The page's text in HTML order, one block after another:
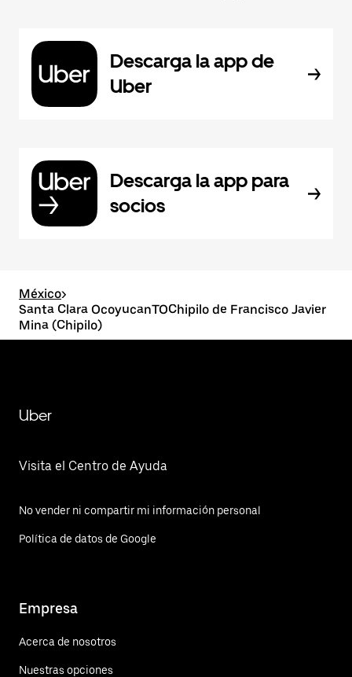
Descarga la app de
Uber
Descarga la app para
socios
México>
Santa Clara OcoyucanTOChipilo de Francisco Javier
Mina (Chipilo)
Uber
Visita el Centro de Ayuda
No vender ni compartir mi información personal
Política de datos de Google
Empresa
Acerca de nosotros
Nuestras opciones